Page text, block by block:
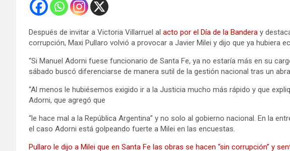
Después de invitar a Victoria Villarruel al acto por el Día de la Bandera y
corrupción, Maxi Pullaro volvió a provocar a Javier Milei y dijo que ya hubiera
“Si Manuel Adorni fuese funcionario de Santa Fe, ya no estaría más en su
sábado buscó diferenciarse de manera sutil de la gestión nacional tras un
“Al menos le hubiésemos exigido ir a la Justicia mucho más rápido y que
Adorni, que agregó que
“le hace mal a la República Argentina” y no solo al gobierno nacional. En la
el caso Adorni está golpeando fuerte a Milei en las encuestas.
Pullaro le dijo a Milei que en Santa Fe las obras se hacen “sin corrupción” y